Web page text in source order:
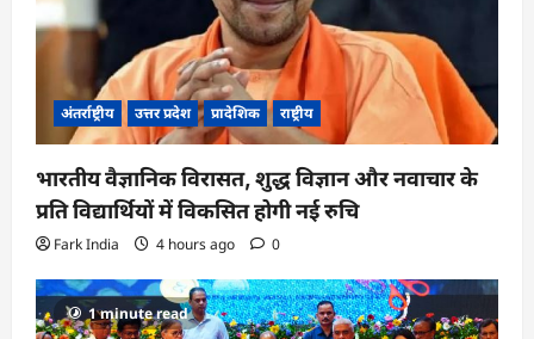
अंतर्राष्ट्रीय उत्तर प्रदेश प्रादेशिक राष्ट्रीय
भारतीय वैज्ञानिक विरासत, शुद्ध विज्ञान और नवाचार के
प्रति विद्यार्थियों में विकसित होगी नई रुचि
Fark India 4 hours ago 0
1 minute read